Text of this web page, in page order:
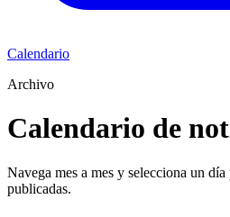
Calendario
Archivo
Calendario de
Navega mes a mes y selecciona un
publicadas.